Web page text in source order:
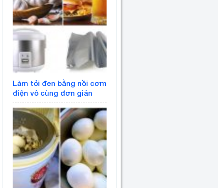
Làm tỏi đen bằng nồi cơm
điện vô cùng đơn giản